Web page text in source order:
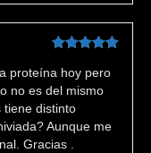
5 de 5
proteína hoy pero
no es del mismo
tiene distinto
Aunque me
Gracias .